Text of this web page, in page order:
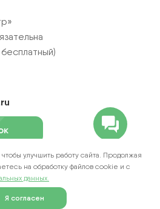
улучшить работу сайта. Продолжая
на обработку файлов cookie и c
данных.
Я согласен